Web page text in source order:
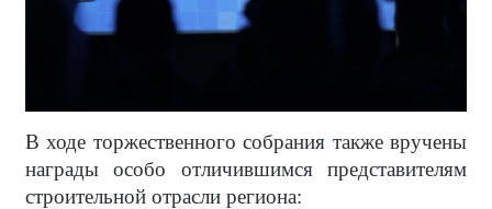
В ходе торжественного собрания также вручены
награды особо отличившимся представителям
строительной отрасли региона: